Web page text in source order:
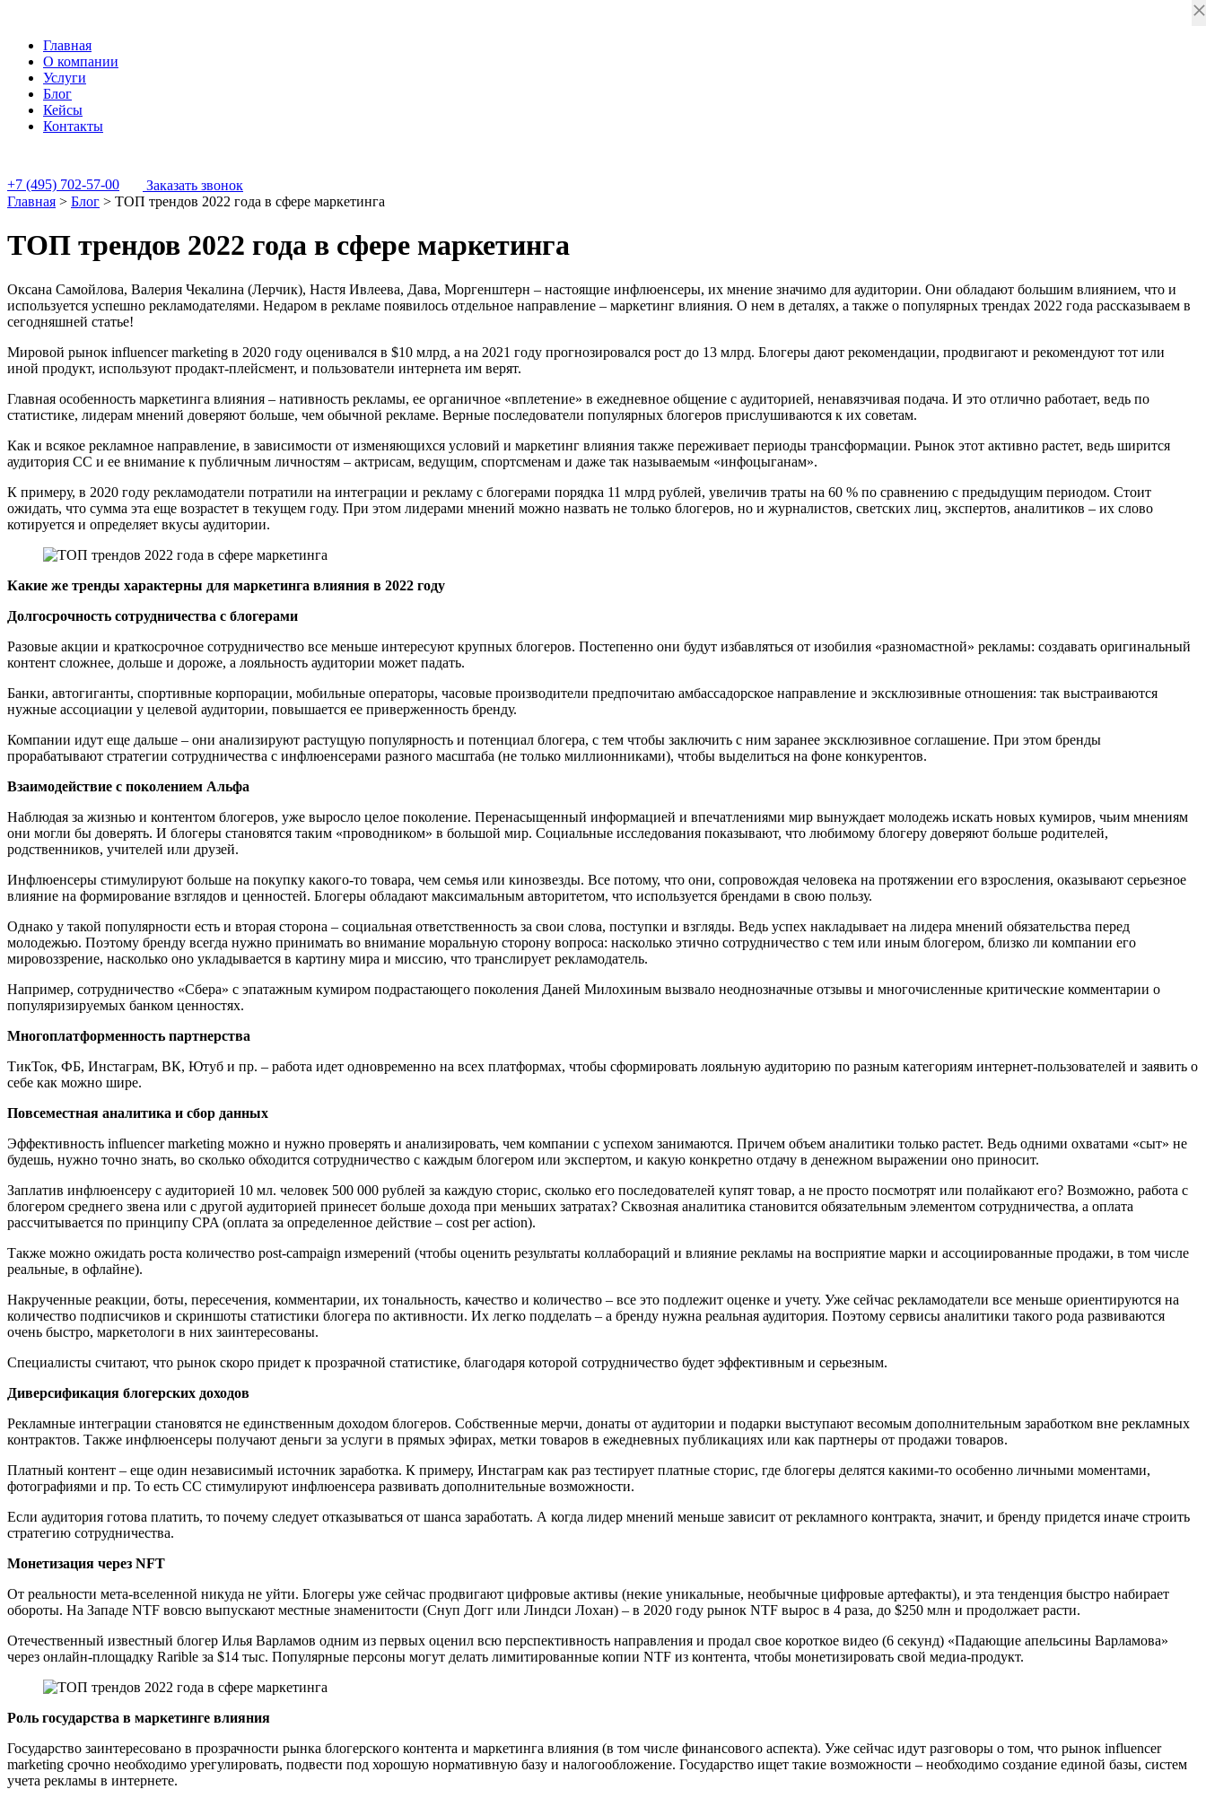
Главная
О компании
Услуги
Блог
Кейсы
Контакты
+7 (495) 702-57-00
Заказать звонок
Главная > Блог > ТОП трендов 2022 года в сфере маркетинга
ТОП трендов 2022 года в сфере маркетинга
Оксана Самойлова, Валерия Чекалина (Лерчик), Настя Ивлеева, Дава, Моргенштерн – настоящие инфлюенсеры, их мнение значимо для аудитории. Они обладают большим влиянием, что и
используется успешно рекламодателями. Недаром в рекламе появилось отдельное направление – маркетинг влияния. О нем в деталях, а также о популярных трендах 2022 года рассказываем в
сегодняшней статье!
Мировой рынок influencer marketing в 2020 году оценивался в $10 млрд, а на 2021 году прогнозировался рост до 13 млрд. Блогеры дают рекомендации, продвигают и рекомендуют тот или
иной продукт, используют продакт-плейсмент, и пользователи интернета им верят.
Главная особенность маркетинга влияния – нативность рекламы, ее органичное «вплетение» в ежедневное общение с аудиторией, ненавязчивая подача. И это отлично работает, ведь по
статистике, лидерам мнений доверяют больше, чем обычной рекламе. Верные последователи популярных блогеров прислушиваются к их советам.
Как и всякое рекламное направление, в зависимости от изменяющихся условий и маркетинг влияния также переживает периоды трансформации. Рынок этот активно растет, ведь ширится
аудитория СС и ее внимание к публичным личностям – актрисам, ведущим, спортсменам и даже так называемым «инфоцыганам».
К примеру, в 2020 году рекламодатели потратили на интеграции и рекламу с блогерами порядка 11 млрд рублей, увеличив траты на 60 % по сравнению с предыдущим периодом. Стоит
ожидать, что сумма эта еще возрастет в текущем году. При этом лидерами мнений можно назвать не только блогеров, но и журналистов, светских лиц, экспертов, аналитиков – их слово
котируется и определяет вкусы аудитории.
Какие же тренды характерны для маркетинга влияния в 2022 году
Долгосрочность сотрудничества с блогерами
Разовые акции и краткосрочное сотрудничество все меньше интересуют крупных блогеров. Постепенно они будут избавляться от изобилия «разномастной» рекламы: создавать оригинальный
контент сложнее, дольше и дороже, а лояльность аудитории может падать.
Банки, автогиганты, спортивные корпорации, мобильные операторы, часовые производители предпочитаю амбассадорское направление и эксклюзивные отношения: так выстраиваются
нужные ассоциации у целевой аудитории, повышается ее приверженность бренду.
Компании идут еще дальше – они анализируют растущую популярность и потенциал блогера, с тем чтобы заключить с ним заранее эксклюзивное соглашение. При этом бренды
прорабатывают стратегии сотрудничества с инфлюенсерами разного масштаба (не только миллионниками), чтобы выделиться на фоне конкурентов.
Взаимодействие с поколением Альфа
Наблюдая за жизнью и контентом блогеров, уже выросло целое поколение. Перенасыщенный информацией и впечатлениями мир вынуждает молодежь искать новых кумиров, чьим мнениям
они могли бы доверять. И блогеры становятся таким «проводником» в большой мир. Социальные исследования показывают, что любимому блогеру доверяют больше родителей,
родственников, учителей или друзей.
Инфлюенсеры стимулируют больше на покупку какого-то товара, чем семья или кинозвезды. Все потому, что они, сопровождая человека на протяжении его взросления, оказывают серьезное
влияние на формирование взглядов и ценностей. Блогеры обладают максимальным авторитетом, что используется брендами в свою пользу.
Однако у такой популярности есть и вторая сторона – социальная ответственность за свои слова, поступки и взгляды. Ведь успех накладывает на лидера мнений обязательства перед
молодежью. Поэтому бренду всегда нужно принимать во внимание моральную сторону вопроса: насколько этично сотрудничество с тем или иным блогером, близко ли компании его
мировоззрение, насколько оно укладывается в картину мира и миссию, что транслирует рекламодатель.
Например, сотрудничество «Сбера» с эпатажным кумиром подрастающего поколения Даней Милохиным вызвало неоднозначные отзывы и многочисленные критические комментарии о
популяризируемых банком ценностях.
Многоплатформенность партнерства
ТикТок, ФБ, Инстаграм, ВК, Ютуб и пр. – работа идет одновременно на всех платформах, чтобы сформировать лояльную аудиторию по разным категориям интернет-пользователей и заявить о
себе как можно шире.
Повсеместная аналитика и сбор данных
Эффективность influencer marketing можно и нужно проверять и анализировать, чем компании с успехом занимаются. Причем объем аналитики только растет. Ведь одними охватами «сыт» не
будешь, нужно точно знать, во сколько обходится сотрудничество с каждым блогером или экспертом, и какую конкретно отдачу в денежном выражении оно приносит.
Заплатив инфлюенсеру с аудиторией 10 мл. человек 500 000 рублей за каждую сторис, сколько его последователей купят товар, а не просто посмотрят или полайкают его? Возможно, работа с
блогером среднего звена или с другой аудиторией принесет больше дохода при меньших затратах? Сквозная аналитика становится обязательным элементом сотрудничества, а оплата
рассчитывается по принципу CPA (оплата за определенное действие – cost per action).
Также можно ожидать роста количество post-campaign измерений (чтобы оценить результаты коллабораций и влияние рекламы на восприятие марки и ассоциированные продажи, в том числе
реальные, в офлайне).
Накрученные реакции, боты, пересечения, комментарии, их тональность, качество и количество – все это подлежит оценке и учету. Уже сейчас рекламодатели все меньше ориентируются на
количество подписчиков и скриншоты статистики блогера по активности. Их легко подделать – а бренду нужна реальная аудитория. Поэтому сервисы аналитики такого рода развиваются
очень быстро, маркетологи в них заинтересованы.
Специалисты считают, что рынок скоро придет к прозрачной статистике, благодаря которой сотрудничество будет эффективным и серьезным.
Диверсификация блогерских доходов
Рекламные интеграции становятся не единственным доходом блогеров. Собственные мерчи, донаты от аудитории и подарки выступают весомым дополнительным заработком вне рекламных
контрактов. Также инфлюенсеры получают деньги за услуги в прямых эфирах, метки товаров в ежедневных публикациях или как партнеры от продажи товаров.
Платный контент – еще один независимый источник заработка. К примеру, Инстаграм как раз тестирует платные сторис, где блогеры делятся какими-то особенно личными моментами,
фотографиями и пр. То есть СС стимулируют инфлюенсера развивать дополнительные возможности.
Если аудитория готова платить, то почему следует отказываться от шанса заработать. А когда лидер мнений меньше зависит от рекламного контракта, значит, и бренду придется иначе строить
стратегию сотрудничества.
Монетизация через NFT
От реальности мета-вселенной никуда не уйти. Блогеры уже сейчас продвигают цифровые активы (некие уникальные, необычные цифровые артефакты), и эта тенденция быстро набирает
обороты. На Западе NTF вовсю выпускают местные знаменитости (Снуп Догг или Линдси Лохан) – в 2020 году рынок NTF вырос в 4 раза, до $250 млн и продолжает расти.
Отечественный известный блогер Илья Варламов одним из первых оценил всю перспективность направления и продал свое короткое видео (6 секунд) «Падающие апельсины Варламова»
через онлайн-площадку Rarible за $14 тыс. Популярные персоны могут делать лимитированные копии NTF из контента, чтобы монетизировать свой медиа-продукт.
Роль государства в маркетинге влияния
Государство заинтересовано в прозрачности рынка блогерского контента и маркетинга влияния (в том числе финансового аспекта). Уже сейчас идут разговоры о том, что рынок influencer
marketing срочно необходимо урегулировать, подвести под хорошую нормативную базу и налогообложение. Государство ищет такие возможности – необходимо создание единой базы, систем
учета рекламы в интернете.
×
×
×